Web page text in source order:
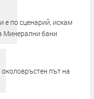
е по сценарий, искам
Минерални бани
път на